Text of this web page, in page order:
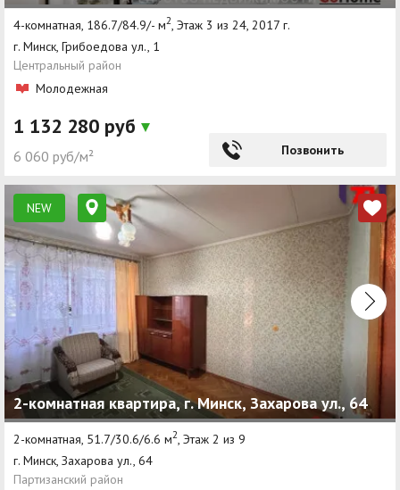
4-комнатная, 186.7/84.9/- м2 , Этаж 3 из 24, 2017 г.
г. Минск, Грибоедова ул., 1
Центральный район
Молодежная
1 132 280 руб
6 060 руб/м² Позвонить
NEW
2-комнатная квартира, г. Минск, Захарова ул., 64
2-комнатная, 51.7/30.6/6.6 м2, Этаж 2 из 9
г. Минск, Захарова ул., 64
Партизанский район